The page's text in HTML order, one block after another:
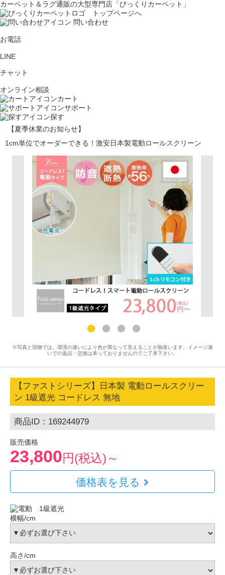
カーペット＆ラグ通販の大型専門店「びっくりカーペット」
問い合わせ
お電話
LINE
チャット
オンライン相談
カート
サポート
探す
【夏季休業のお知らせ】
1cm単位でオーダーできる！激安日本製電動ロールスクリーン
※写真と現物では、環境の違いにより色が異なって見えることが御座います。イメージ違
いでの返品・交換は承っておりませんのでご了承下さい。
【ファストシリーズ】日本製 電動ロールスクリー
ン 1級遮光 コードレス 無地
商品ID：169244979
販売価格
23,800円(税込)～
価格表を見る
横幅/cm
高さ/cm